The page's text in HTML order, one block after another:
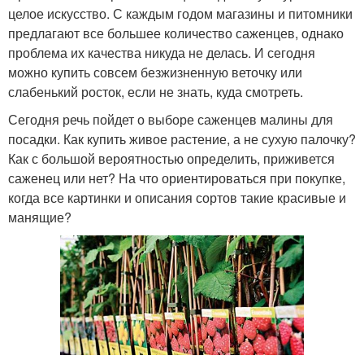
целое искусство. С каждым годом магазины и питомники
предлагают все большее количество саженцев, однако
проблема их качества никуда не делась. И сегодня
можно купить совсем безжизненную веточку или
слабенький росток, если не знать, куда смотреть.
Сегодня речь пойдет о выборе саженцев малины для
посадки. Как купить живое растение, а не сухую палочку?
Как с большой вероятностью определить, приживется
саженец или нет? На что ориентироваться при покупке,
когда все картинки и описания сортов такие красивые и
манящие?